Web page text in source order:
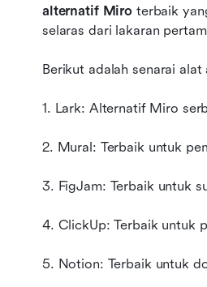
alternatif Miro terbaik
selaras dari lakaran
Berikut adalah senarai
1. Lark: Alternatif Miro
2. Mural: Terbaik untuk
3. FigJam: Terbaik untuk
4. ClickUp: Terbaik untuk
5. Notion: Terbaik untuk